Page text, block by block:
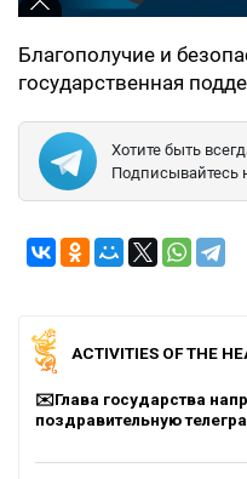
Благополучие и
государственная
Хотите быть
Подписывайтесь
ACTIVITIES OF THE
✉️Глава государства
поздравительную